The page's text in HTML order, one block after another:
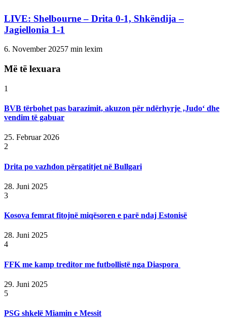
LIVE: Shelbourne – Drita 0-1, Shkëndija –
Jagiellonia 1-1
6. November 20257 min lexim
Më të lexuara
1
BVB tërbohet pas barazimit, akuzon për ndërhyrje ‚Judo‘ dhe
vendim të gabuar
25. Februar 2026
2
Drita po vazhdon përgatitjet në Bullgari
28. Juni 2025
3
Kosova femrat fitojnë miqësoren e parë ndaj Estonisë
28. Juni 2025
4
FFK me kamp treditor me futbollistë nga Diaspora
29. Juni 2025
5
PSG shkelë Miamin e Messit